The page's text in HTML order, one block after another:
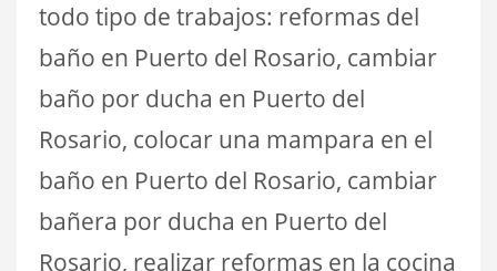
todo tipo de trabajos: reformas del
baño en Puerto del Rosario, cambiar
baño por ducha en Puerto del
Rosario, colocar una mampara en el
baño en Puerto del Rosario, cambiar
bañera por ducha en Puerto del
Rosario, realizar reformas en la cocina